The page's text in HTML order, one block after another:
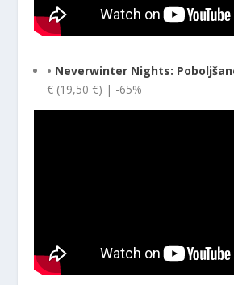
• Neverwinter Nights:
€ (19,50 €) | -65%